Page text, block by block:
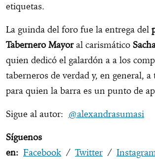
etiquetas.
La guinda del foro fue la entrega del
Tabernero Mayoral carismático
quien dedicó el galardón a a los
taberneros de verdad y, en general, a
para quien la barra es un punto de
Sigue al autor: @alexandrasumasi
Síguenos
en: Facebook / Twitter /